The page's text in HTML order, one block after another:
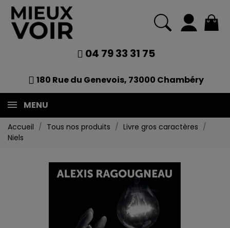
04 79 33 31 75
180 Rue du Genevois, 73000 Chambéry
MENU
Accueil Tous nos produits
Livre gros caractères
Niels